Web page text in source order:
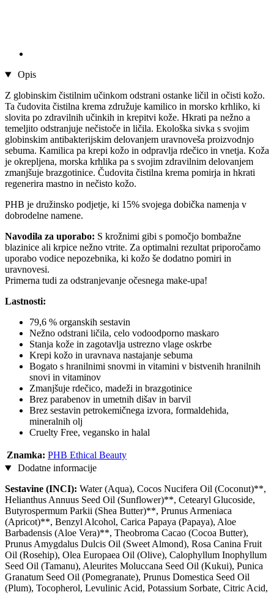
Opis
Z globinskim čistilnim učinkom odstrani ostanke ličil in očisti kožo.
Ta čudovita čistilna krema združuje kamilico in morsko krhliko, ki
slovita po zdravilnih učinkih in krepitvi kože. Hkrati pa nežno a
temeljito odstranjuje nečistoče in ličila. Ekološka sivka s svojim
globinskim antibakterijskim delovanjem uravnoveša proizvodnjo
sebuma. Kamilica pa krepi kožo in odpravlja rdečico in vnetja. Koža
je okrepljena, morska krhlika pa s svojim zdravilnim delovanjem
zmanjšuje brazgotinice. Čudovita čistilna krema pomirja in hkrati
regenerira mastno in nečisto kožo.
PHB je družinsko podjetje, ki 15% svojega dobička namenja v
dobrodelne namene.
Navodila za uporabo: S krožnimi gibi s pomočjo bombažne
blazinice ali krpice nežno vtrite. Za optimalni rezultat priporočamo
uporabo vodice nepozebnika, ki kožo še dodatno pomiri in
uravnovesi.
Primerna tudi za odstranjevanje očesnega make-upa!
Lastnosti:
79,6 % organskih sestavin
Nežno odstrani ličila, celo vodoodporno maskaro
Stanja kože in zagotavlja ustrezno vlage oskrbe
Krepi kožo in uravnava nastajanje sebuma
Bogato s hranilnimi snovmi in vitamini v bistvenih hranilnih
snovi in vitaminov
Zmanjšuje rdečico, madeži in brazgotinice
Brez parabenov in umetnih dišav in barvil
Brez sestavin petrokemičnega izvora, formaldehida,
mineralnih olj
Cruelty Free, vegansko in halal
Znamka: PHB Ethical Beauty
Dodatne informacije
Sestavine (INCI): Water (Aqua), Cocos Nucifera Oil (Coconut)**,
Helianthus Annuus Seed Oil (Sunflower)**, Cetearyl Glucoside,
Butyrospermum Parkii (Shea Butter)**, Prunus Armeniaca
(Apricot)**, Benzyl Alcohol, Carica Papaya (Papaya), Aloe
Barbadensis (Aloe Vera)**, Theobroma Cacao (Cocoa Butter),
Prunus Amygdalus Dulcis Oil (Sweet Almond), Rosa Canina Fruit
Oil (Rosehip), Olea Europaea Oil (Olive), Calophyllum Inophyllum
Seed Oil (Tamanu), Aleurites Moluccana Seed Oil (Kukui), Punica
Granatum Seed Oil (Pomegranate), Prunus Domestica Seed Oil
(Plum), Tocopherol, Levulinic Acid, Potassium Sorbate, Citric Acid,